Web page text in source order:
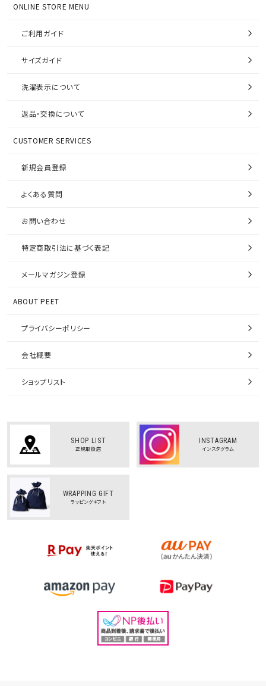
ONLINE STORE MENU
ご利用ガイド
サイズガイド
洗濯表示について
返品・交換について
CUSTOMER SERVICES
新規会員登録
よくある質問
お問い合わせ
特定商取引法に基づく表記
メールマガジン登録
ABOUT PEET
プライバシーポリシー
会社概要
ショップリスト
SHOP LIST
正規取扱店
INSTAGRAM
インスタグラム
WRAPPING GIFT
ラッピングギフト